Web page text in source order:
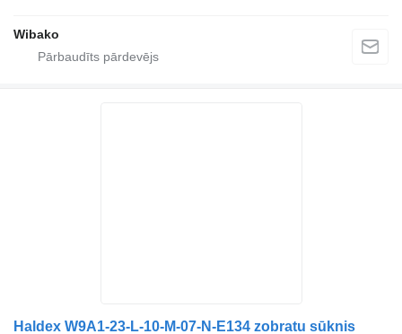
Wibako
Haldex W9A1-23-L-10-M-07-N-E134 zobratu sūknis